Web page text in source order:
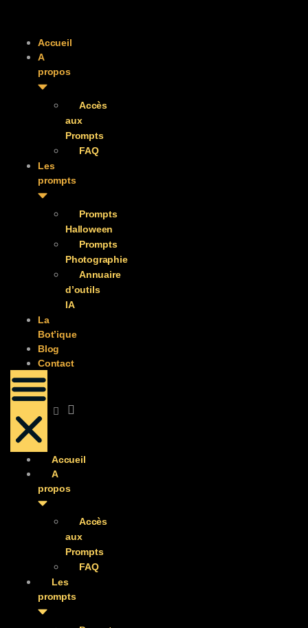
Accueil
A
propos
Accès
aux
Prompts
FAQ
Les
prompts
Prompts
Halloween
Prompts
Photographie
Annuaire
d’outils
IA
La
Bot’ique
Blog
Contact
Accueil
A
propos
Accès
aux
Prompts
FAQ
Les
prompts